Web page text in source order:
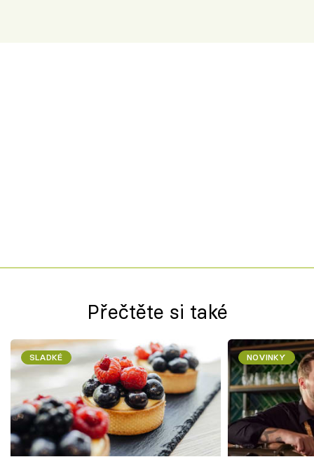
Přečtěte si také
SLADKÉ NOVINKY